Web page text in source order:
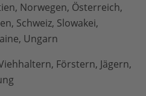
Norwegen, Österreich,
Schweiz, Slowakei,
Ungarn
Förstern, Jägern,